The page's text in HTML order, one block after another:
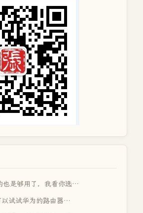
也是够用了，我看你选…
以试试华为的路由器…